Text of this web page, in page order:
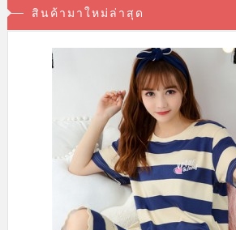
สินค้ามาใหม่ล่าสุด